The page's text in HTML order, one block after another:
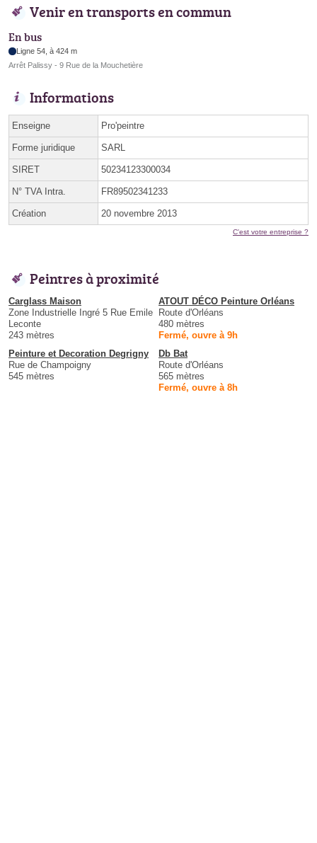
Venir en transports en commun
En bus
Ligne 54, à 424 m
Arrêt Palissy - 9 Rue de la Mouchetière
Informations
Enseigne Pro'peintre
Forme juridique SARL
SIRET 50234123300034
N° TVA Intra. FR89502341233
Création 20 novembre 2013
C'est votre entreprise ?
Peintres à proximité
Carglass Maison
Zone Industrielle Ingré 5 Rue Emile
Leconte
243 mètres
ATOUT DÉCO Peinture Orléans
Route d'Orléans
480 mètres
Fermé, ouvre à 9h
Peinture et Decoration Degrigny
Rue de Champoigny
545 mètres
Db Bat
Route d'Orléans
565 mètres
Fermé, ouvre à 8h